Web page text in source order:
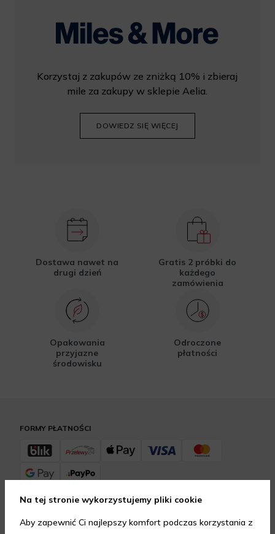
Korzystaj z zakupów ze zniżką 10% i zbieraj
mile za zakupy w sklepie Aelia.
DOWIEDZ SIĘ WIĘCEJ
Dostawa nawet na
drugi dzień
Gratis 2 próbki do
każdego
zamówienia
Opakowania
przyjazne
środowisku
Odroczone
płatności
FORMY PŁATNOŚCI
Na tej stronie wykorzystujemy pliki cookie
Aby zapewnić Ci najlepszy komfort podczas korzystania z